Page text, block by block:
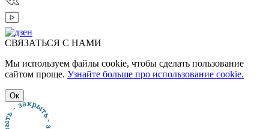
СВЯЗАТЬСЯ С НАМИ
Мы используем файлы cookie, чтобы сделать пользование
сайтом проще. Узнайте больше про использование cookie.
Ок